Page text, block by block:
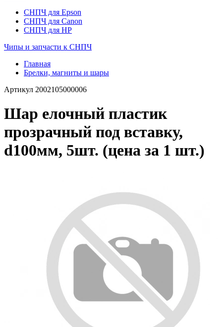
СНПЧ для Epson
СНПЧ для Canon
СНПЧ для HP
Чипы и запчасти к СНПЧ
Главная
Брелки, магниты и шары
Артикул 2002105000006
Шар елочный пластик
прозрачный под вставку,
d100мм, 5шт. (цена за 1 шт.)